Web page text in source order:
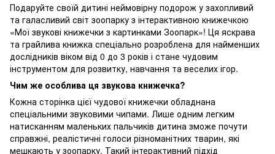
Подаруйте своїй дитині неймовірну подорож у захопливий
та галасливий світ зоопарку з інтерактивною книжечкою
«Мої звукові книжечки з картинками Зоопарк»! Ця яскрава
та грайлива книжка спеціально розроблена для найменших
дослідників віком від 0 до 3 років і стане чудовим
інструментом для розвитку, навчання та веселих ігор.
Чим же особлива ця звукова книжечка?
Кожна сторінка цієї чудової книжечки обладнана
спеціальними звуковими чипами. Лише одним легким
натисканням маленьких пальчиків дитина зможе почути
справжні, реалістичні голоси різноманітних тварин, які
мешкають у зоопарку. Такий інтерактивний підхід